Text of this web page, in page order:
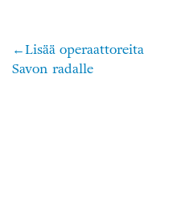
Artikkelien
Lisää operaattoreita
Savon radalle